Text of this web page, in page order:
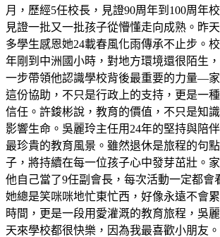
月，歷經5任校長，見證90周年到100周年
見證一批又一批孩子從懵懂走向成熟。昨
多學生感恩她24載春風化雨傳承不止步。
年剛到中洲國小時，對地方環境還很陌生
一步帶領他認識學校背後最重要的力量—家
這份協助，不只是行政上的支持，更是一
信任。許鋑彬說，教育的價值，不只是知
影響生命。吳麗玲主任用24年的堅持與陪
最珍貴的教育風景。雖然退休是旅程的句
子，將持續在每一位孩子心中發芽茁壯。
他自己當了9任副會長，每次活動一定都會
她總是笑咪咪地忙東忙西，好像永遠不會
時間，更是一段用愛灌溉的教育旅程，吳
天來學校都很快樂，因為我最喜歡小朋友